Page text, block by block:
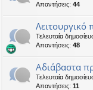
Απαντήσεις: 44
Λειτουργικό
Τελευταία
Απαντήσεις: 48
Αδιάβαστα
Τελευταία
Απαντήσεις: 11